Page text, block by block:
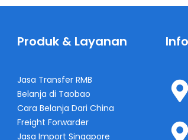
Produk & Layanan
Jasa Transfer RMB
Belanja di Taobao
Cara Belanja Dari China
Freight Forwarder
Jasa Import Singapore